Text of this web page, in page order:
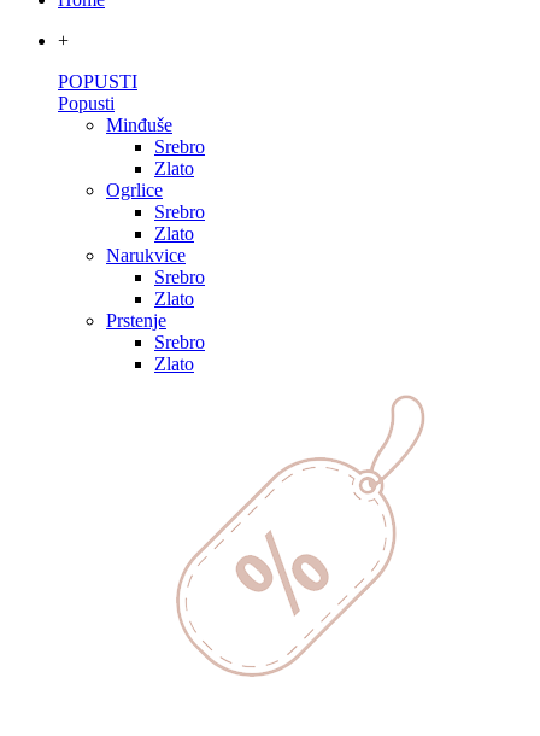
+
POPUSTI
Popusti
Minđuše
Srebro
Zlato
Ogrlice
Srebro
Zlato
Narukvice
Srebro
Zlato
Prstenje
Srebro
Zlato